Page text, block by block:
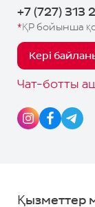
қажет, ал
емес)
Басқару
Telegram-чат
Алушының
жүктеп алыңыз
Байланыс
8
8000
*
Қызметтер
+7 (727) 313
*ҚР бойынша
Кері
Чат-ботты